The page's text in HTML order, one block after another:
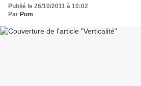
Publié le 26/10/2011 à 10:02
Par Pom